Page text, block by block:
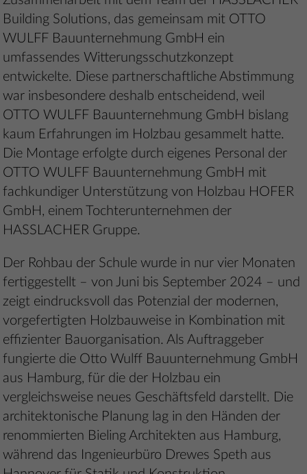
Building Solutions, das gemeinsam mit OTTO
WULFF Bauunternehmung GmbH ein
umfassendes Witterungsschutzkonzept
entwickelte. Diese partnerschaftliche Abstimmung
war insbesondere deshalb entscheidend, weil
OTTO WULFF Bauunternehmung GmbH bislang
kaum Erfahrungen im Holzbau gesammelt hatte.
Die Montage erfolgte durch eigenes Personal der
OTTO WULFF Bauunternehmung GmbH mit
fachkundiger Unterstützung von Holzbau HOFER
GmbH, einem Tochterunternehmen der
HASSLACHER Gruppe.
Der Rohbau der Schule wurde in nur vier Monaten
fertiggestellt – von Juni bis September 2024 – und
zeigt eindrucksvoll das Potenzial der modernen,
vorgefertigten Holzbauweise in Kombination mit
effizienter Bauorganisation. Als Auftraggeber
fungierte die Otto Wulff Bauunternehmung GmbH
aus Hamburg, für die der Holzbau ein
vergleichsweise neues Geschäftsfeld darstellt. Die
architektonische Planung lag in den Händen der
renommierten Bieling Architekten aus Hamburg,
während das Ingenieurbüro Drewes Speth aus